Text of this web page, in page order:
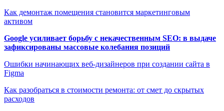
Как демонтаж помещения становится маркетинговым
активом
Google усиливает борьбу с некачественным SEO: в выдаче
зафиксированы массовые колебания позиций
Ошибки начинающих веб-дизайнеров при создании сайта в
Figma
Как разобраться в стоимости ремонта: от смет до скрытых
расходов